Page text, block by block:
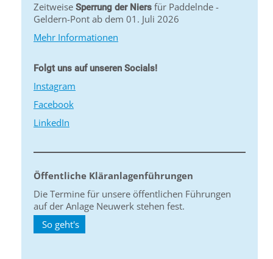
Zeitweise Sperrung der Niers für Paddelnde -
Geldern-Pont ab dem 01. Juli 2026
Mehr Informationen
Folgt uns auf unseren Socials!
Instagram
Facebook
LinkedIn
Öffentliche Kläranlagenführungen
Die Termine für unsere öffentlichen Führungen
auf der Anlage Neuwerk stehen fest.
So geht's